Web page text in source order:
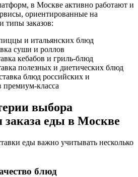
в Москве активно работают и
ориентированные на
типы заказов:
и итальянских блюд
суши и роллов
кебабов и гриль-блюд
полезных и диетических блюд
блюд российских и
премиум-класса
выбора
еды в Москве
еды важно учитывать несколько
блюд